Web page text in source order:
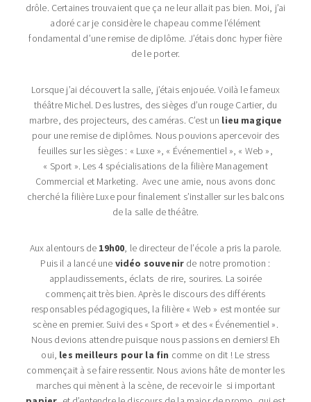
drôle. Certaines trouvaient que ça ne leur allait pas bien. Moi, j’ai
adoré car je considère le chapeau comme l’élément
fondamental d’une remise de diplôme. J’étais donc hyper fière
de le porter.
Lorsque j’ai découvert la salle, j’étais enjouée. Voilà le fameux
théâtre Michel. Des lustres, des sièges d’un rouge Cartier, du
marbre, des projecteurs, des caméras. C’est un lieu magique
pour une remise de diplômes. Nous pouvions apercevoir des
feuilles sur les sièges : « Luxe », « Événementiel », « Web »,
« Sport ». Les 4 spécialisations de la filière Management
Commercial et Marketing. Avec une amie, nous avons donc
cherché la filière Luxe pour finalement s’installer sur les balcons
de la salle de théâtre.
Aux alentours de 19h00, le directeur de l’école a pris la parole.
Puis il a lancé une vidéo souvenir de notre promotion :
applaudissements, éclats de rire, sourires. La soirée
commençait très bien. Après le discours des différents
responsables pédagogiques, la filière « Web » est montée sur
scène en premier. Suivi des « Sport » et des « Événementiel ».
Nous devions attendre puisque nous passions en derniers! Eh
oui, les meilleurs pour la fin comme on dit ! Le stress
commençait à se faire ressentir. Nous avions hâte de monter les
marches qui mènent à la scène, de recevoir le si important